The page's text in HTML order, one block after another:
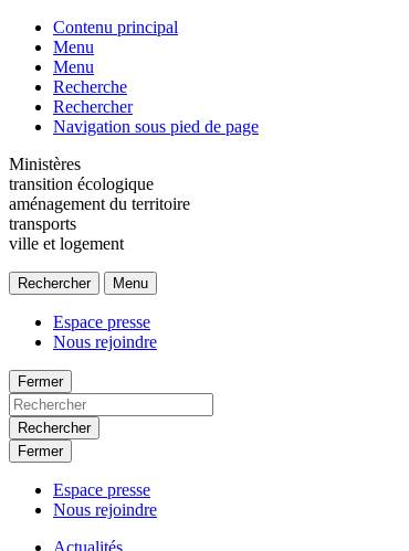
Contenu principal
Menu
Menu
Recherche
Rechercher
Navigation sous pied de page
Ministères
transition écologique
aménagement du territoire
transports
ville et logement
Rechercher Menu
Espace presse
Nous rejoindre
Fermer
Rechercher
Fermer
Espace presse
Nous rejoindre
Actualités